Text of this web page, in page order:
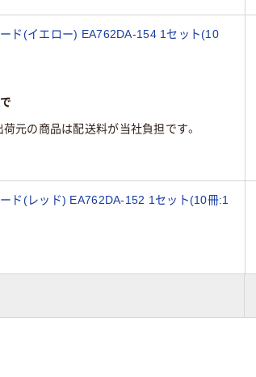
ド(イエロー) EA762DA-154 1セット(10
荷元の商品は配送料が当社負担です。
ド(レッド) EA762DA-152 1セット(10冊:1